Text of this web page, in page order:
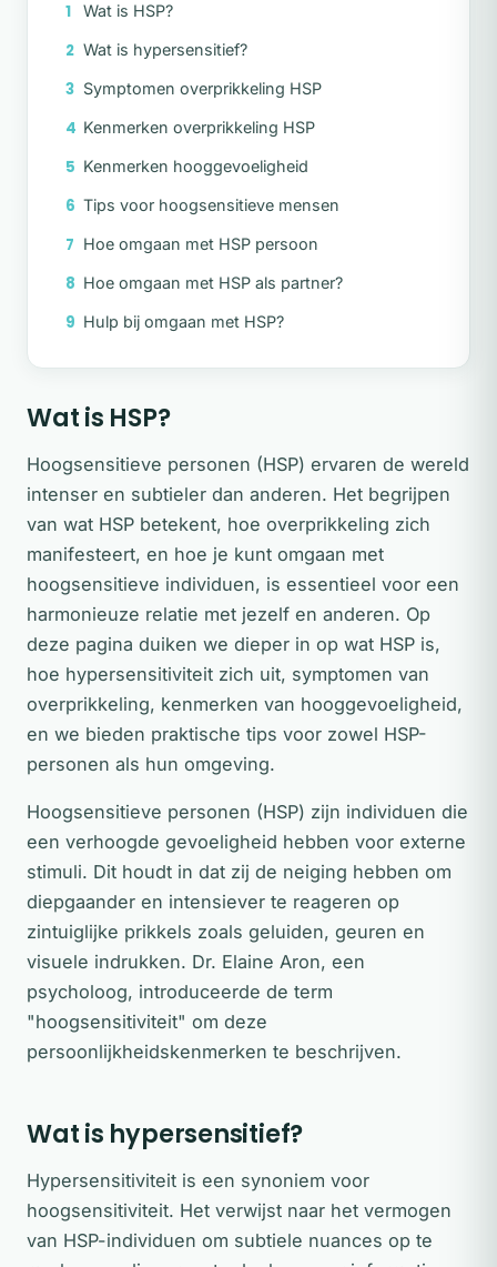
Wat is HSP?
Wat is hypersensitief?
Symptomen overprikkeling HSP
Kenmerken overprikkeling HSP
Kenmerken hooggevoeligheid
Tips voor hoogsensitieve mensen
Hoe omgaan met HSP persoon
Hoe omgaan met HSP als partner?
Hulp bij omgaan met HSP?
Wat is HSP?
Hoogsensitieve personen (HSP) ervaren de wereld
intenser en subtieler dan anderen. Het begrijpen
van wat HSP betekent, hoe overprikkeling zich
manifesteert, en hoe je kunt omgaan met
hoogsensitieve individuen, is essentieel voor een
harmonieuze relatie met jezelf en anderen. Op
deze pagina duiken we dieper in op wat HSP is,
hoe hypersensitiviteit zich uit, symptomen van
overprikkeling, kenmerken van hooggevoeligheid,
en we bieden praktische tips voor zowel HSP-
personen als hun omgeving.
Hoogsensitieve personen (HSP) zijn individuen die
een verhoogde gevoeligheid hebben voor externe
stimuli. Dit houdt in dat zij de neiging hebben om
diepgaander en intensiever te reageren op
zintuiglijke prikkels zoals geluiden, geuren en
visuele indrukken. Dr. Elaine Aron, een
psycholoog, introduceerde de term
"hoogsensitiviteit" om deze
persoonlijkheidskenmerken te beschrijven.
Wat is hypersensitief?
Hypersensitiviteit is een synoniem voor
hoogsensitiviteit. Het verwijst naar het vermogen
van HSP-individuen om subtiele nuances op te